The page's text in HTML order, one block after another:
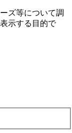
ズ等について調
⽰する⽬的で